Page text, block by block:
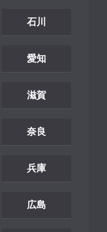
石川
愛知
滋賀
奈良
兵庫
広島